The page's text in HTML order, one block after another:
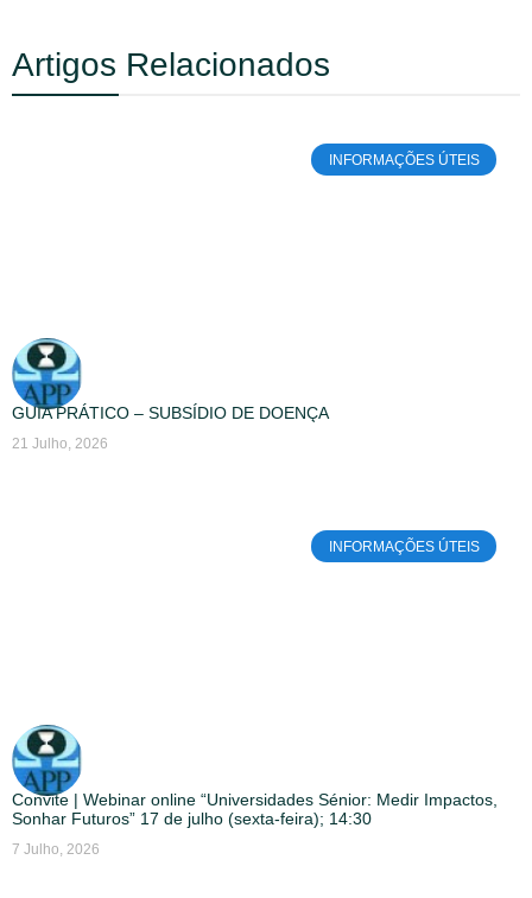
Artigos Relacionados
INFORMAÇÕES ÚTEIS
GUIA PRÁTICO – SUBSÍDIO DE DOENÇA
21 Julho, 2026
INFORMAÇÕES ÚTEIS
Convite | Webinar online “Universidades Sénior: Medir Impactos,
Sonhar Futuros” 17 de julho (sexta-feira); 14:30
7 Julho, 2026